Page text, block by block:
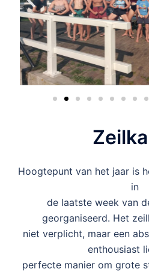
Hoogtepunt van het jaar is
in
de laatste week van
georganiseerd. Het
niet verplicht, maar een
enthousiast
perfecte manier om grote